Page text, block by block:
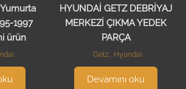
1997
ürün
HYUNDAİ GETZ DEBRİYAJ
MERKEZİ ÇIKMA YEDEK
PARÇA
Getz, Hyundai
Devamını oku